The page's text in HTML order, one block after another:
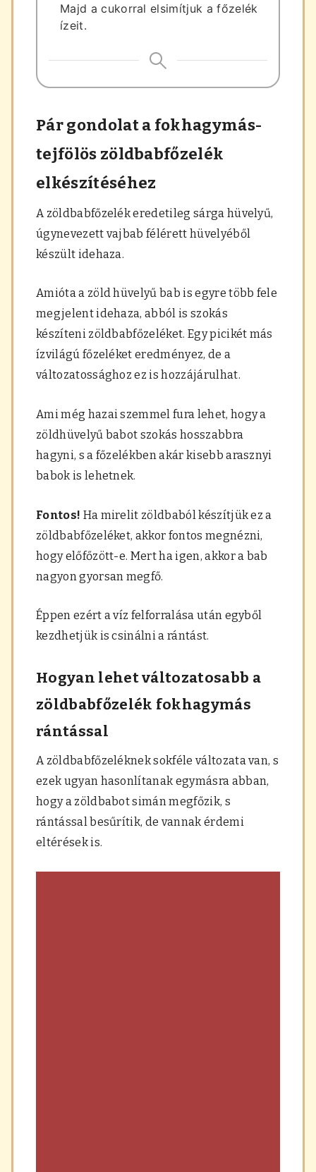
Majd a cukorral elsimítjuk a főzelék
ízeit.
Pár gondolat a fokhagymás-
tejfölös zöldbabfőzelék
elkészítéséhez
A zöldbabfőzelék eredetileg sárga hüvelyű,
úgynevezett vajbab félérett hüvelyéből
készült idehaza.
Amióta a zöld hüvelyű bab is egyre több fele
megjelent idehaza, abból is szokás
készíteni zöldbabfőzeléket. Egy picikét más
ízvilágú főzeléket eredményez, de a
változatossághoz ez is hozzájárulhat.
Ami még hazai szemmel fura lehet, hogy a
zöldhüvelyű babot szokás hosszabbra
hagyni, s a főzelékben akár kisebb arasznyi
babok is lehetnek.
Fontos! Ha mirelit zöldbaból készítjük ez a
zöldbabfőzeléket, akkor fontos megnézni,
hogy előfőzött-e. Mert ha igen, akkor a bab
nagyon gyorsan megfő.
Éppen ezért a víz felforralása után egyből
kezdhetjük is csinálni a rántást.
Hogyan lehet változatosabb a
zöldbabfőzelék fokhagymás
rántással
A zöldbabfőzeléknek sokféle változata van, s
ezek ugyan hasonlítanak egymásra abban,
hogy a zöldbabot simán megfőzik, s
rántással besűrítik, de vannak érdemi
eltérések is.